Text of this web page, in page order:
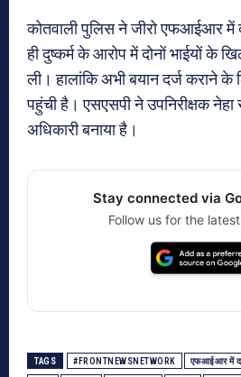
कोतवाली पुलिस ने जीरो एफआईआर में
ही दुष्कर्म के आरोप में दोनों भाईयों के
ली। हालांकि अभी बयान दर्ज कराने के
पहुंची है। एसएसपी ने उपनिरीक्षक नेहा
अधिकारी बनाया है।
Stay connected via
Follow us for the
TAGS #FRONTNEWSNETWORK एफआईआर में